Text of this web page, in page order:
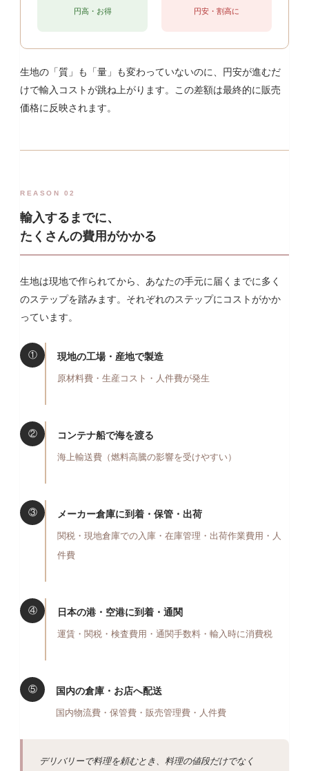
円高・お得 円安・割高に
生地の「質」も「量」も変わっていないのに、円安が進むだ
けで輸入コストが跳ね上がります。この差額は最終的に販売
価格に反映されます。
REASON 02
輸入するまでに、
たくさんの費用がかかる
生地は現地で作られてから、あなたの手元に届くまでに多く
のステップを踏みます。それぞれのステップにコストがかか
っています。
① 現地の工場・産地で製造
原材料費・生産コスト・人件費が発生
② コンテナ船で海を渡る
海上輸送費（燃料高騰の影響を受けやすい）
③ メーカー倉庫に到着・保管・出荷
関税・現地倉庫での入庫・在庫管理・出荷作業費用・人
件費
④ 日本の港・空港に到着・通関
運賃・関税・検査費用・通関手数料・輸入時に消費税
⑤ 国内の倉庫・お店へ配送
国内物流費・保管費・販売管理費・人件費
デリバリーで料理を頼むとき、料理の値段だけでなく